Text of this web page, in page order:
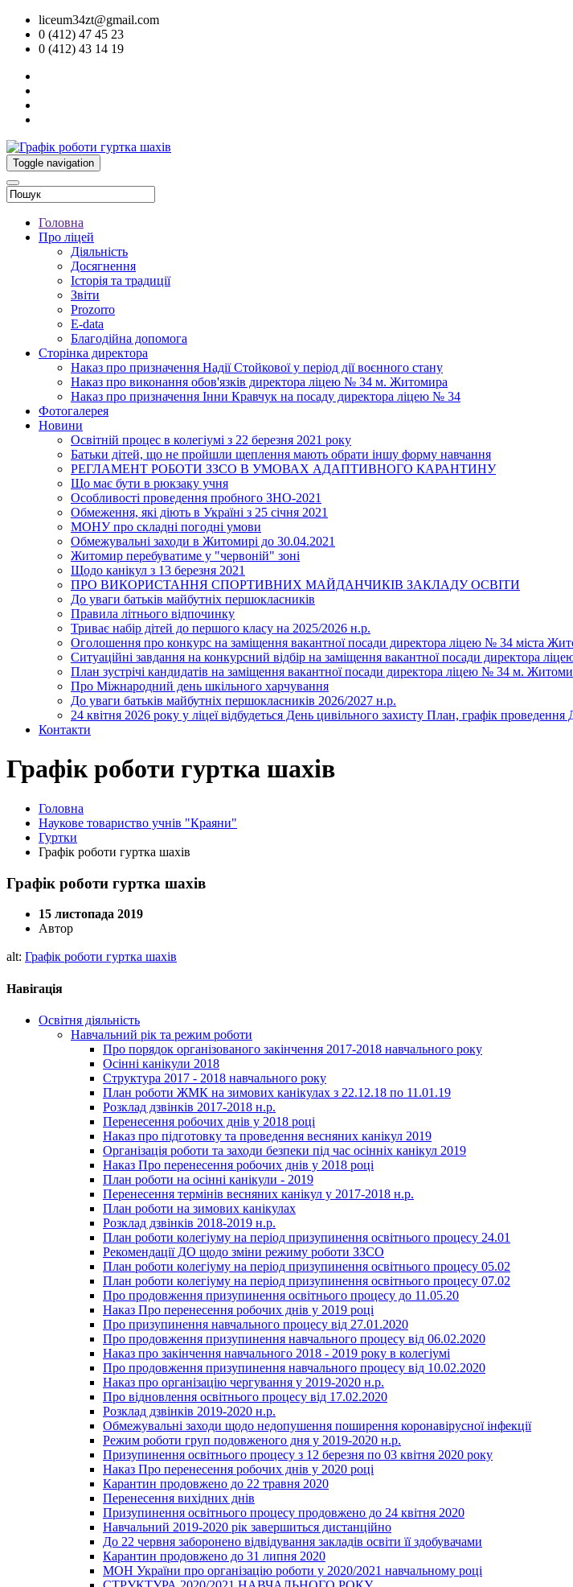
liceum34zt@gmail.com
0 (412) 47 45 23
0 (412) 43 14 19
Toggle navigation
Головна
Про ліцей
Діяльність
Досягнення
Історія та традиції
Звіти
Prozorro
E-data
Благодійна допомога
Сторінка директора
Наказ про призначення Надії Стойкової у період дії воєнного стану
Наказ про виконання обов'язків директора ліцею № 34 м. Житомира
Наказ про призначення Інни Кравчук на посаду директора ліцею № 34
Фотогалерея
Новини
Освітній процес в колегіумі з 22 березня 2021 року
Батьки дітей, що не пройшли щеплення мають обрати іншу форму навчання
РЕГЛАМЕНТ РОБОТИ ЗЗСО В УМОВАХ АДАПТИВНОГО КАРАНТИНУ
Що має бути в рюкзаку учня
Особливості проведення пробного ЗНО-2021
Обмеження, які діють в Україні з 25 січня 2021
МОНУ про складні погодні умови
Обмежувальні заходи в Житомирі до 30.04.2021
Житомир перебуватиме у "червоній" зоні
Щодо канікул з 13 березня 2021
ПРО ВИКОРИСТАННЯ СПОРТИВНИХ МАЙДАНЧИКІВ ЗАКЛАДУ ОСВІТИ
До уваги батьків майбутніх першокласників
Правила літнього відпочинку
Триває набір дітей до першого класу на 2025/2026 н.р.
Оголошення про конкурс на заміщення вакантної посади директора ліцею № 34 міста
Ситуаційні завдання на конкурсний відбір на заміщення вакантної посади директора
План зустрічі кандидатів на заміщення вакантної посади директора ліцею № 34 м.
Про Міжнародний день шкільного харчування
До уваги батьків майбутніх першокласників 2026/2027 н.р.
24 квітня 2026 року у ліцеї відбудеться День цивільного захисту План, графік
Контакти
Графік роботи гуртка шахів
Головна
Наукове товариство учнів "Краяни"
Гуртки
Графік роботи гуртка шахів
Графік роботи гуртка шахів
15 листопада 2019
Автор
alt: Графік роботи гуртка шахів
Навігація
Освітня діяльність
Навчальний рік та режим роботи
Про порядок організованого закінчення 2017-2018 навчального року
Осінні канікули 2018
Структура 2017 - 2018 навчального року
План роботи ЖМК на зимових канікулах з 22.12.18 по 11.01.19
Розклад дзвінків 2017-2018 н.р.
Перенесення робочих днів у 2018 році
Наказ про підготовку та проведення весняних канікул 2019
Організація роботи та заходи безпеки під час осінніх канікул 2019
Наказ Про перенесення робочих днів у 2018 році
План роботи на осінні канікули - 2019
Перенесення термінів весняних канікул у 2017-2018 н.р.
План роботи на зимових канікулах
Розклад дзвінків 2018-2019 н.р.
План роботи колегіуму на період призупинення освітнього процесу 24.01
Рекомендації ДО щодо зміни режиму роботи ЗЗСО
План роботи колегіуму на період призупинення освітнього процесу 05.02
План роботи колегіуму на період призупинення освітнього процесу 07.02
Про продовження призупинення освітнього процесу до 11.05.20
Наказ Про перенесення робочих днів у 2019 році
Про призупинення навчального процесу від 27.01.2020
Про продовження призупинення навчального процесу від 06.02.2020
Наказ про закінчення навчального 2018 - 2019 року в колегіумі
Про продовження призупинення навчального процесу від 10.02.2020
Наказ про організацію чергування у 2019-2020 н.р.
Про відновлення освітнього процесу від 17.02.2020
Розклад дзвінків 2019-2020 н.р.
Обмежувальні заходи щодо недопушення поширення коронавірусної інфекції
Режим роботи груп подовженого дня у 2019-2020 н.р.
Призупинення освітнього процесу з 12 березня по 03 квітня 2020 року
Наказ Про перенесення робочих днів у 2020 році
Карантин продовжено до 22 травня 2020
Перенесення вихідних днів
Призупинення освітнього процесу продовжено до 24 квітня 2020
Навчальний 2019-2020 рік завершиться дистанційно
До 22 червня заборонено відвідування закладів освіти її здобувачами
Карантин продовжено до 31 липня 2020
МОН України про організацію роботи у 2020/2021 навчальному році